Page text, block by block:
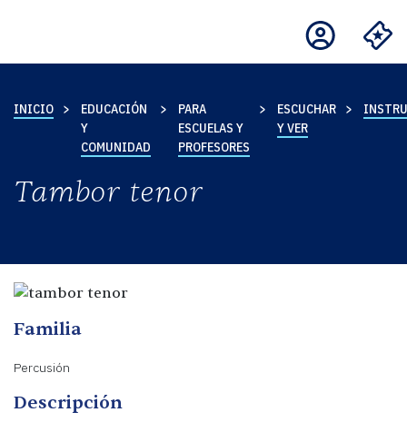
INICIO
EDUCACIÓN
Y
COMUNIDAD
PARA
ESCUELAS Y
PROFESORES
ESCUCHAR
Y VER
Tambor tenor
Familia
Percusión
Descripción